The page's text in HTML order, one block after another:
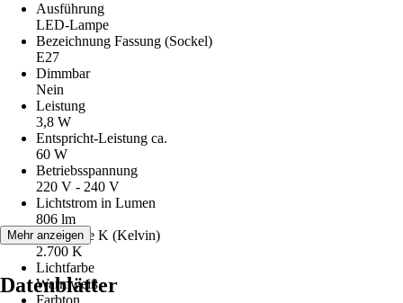
Ausführung
LED-Lampe
Bezeichnung Fassung (Sockel)
E27
Dimmbar
Nein
Leistung
3,8 W
Entspricht-Leistung ca.
60 W
Betriebsspannung
220 V - 240 V
Lichtstrom in Lumen
806 lm
Lichtfarbe K (Kelvin)
2.700 K
Lichtfarbe
Warmweiß
Farbton
Mehr anzeigen
Datenblätter